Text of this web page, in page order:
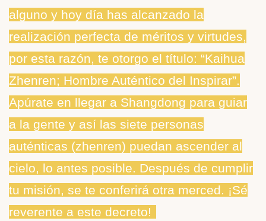
alguno y hoy día has alcanzado la
realización perfecta de méritos y virtudes,
por esta razón, te otorgo el título: “Kaihua
Zhenren; Hombre Auténtico del Inspirar”.
Apúrate en llegar a Shangdong para guiar
a la gente y así las siete personas
auténticas (zhenren) puedan ascender al
cielo, lo antes posible. Después de cumplir
tu misión, se te conferirá otra merced. ¡Sé
reverente a este decreto!